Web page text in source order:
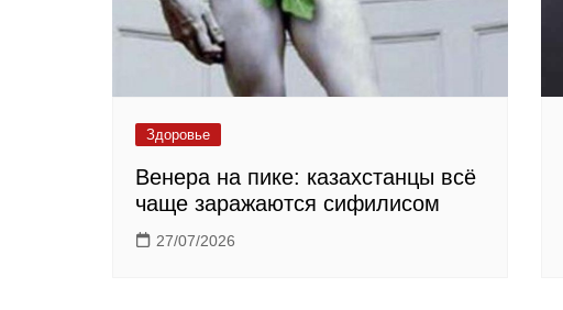
Здоровье
Венера на пике: казахстанцы всё
чаще заражаются сифилисом
27/07/2026